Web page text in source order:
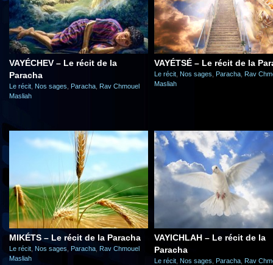
VAYÉCHEV – Le récit de la
Paracha
Le récit Nos sages Paracha Rav Chmouel
Masliah
VAYÉTSÉ – Le récit de la
Le récit Nos sages Paracha Rav
Masliah
MIKÉTS – Le récit de la Paracha
Le récit Nos sages Paracha Rav Chmouel
Masliah
VAYICHLAH – Le récit de la
Paracha
Le récit Nos sages Paracha Rav